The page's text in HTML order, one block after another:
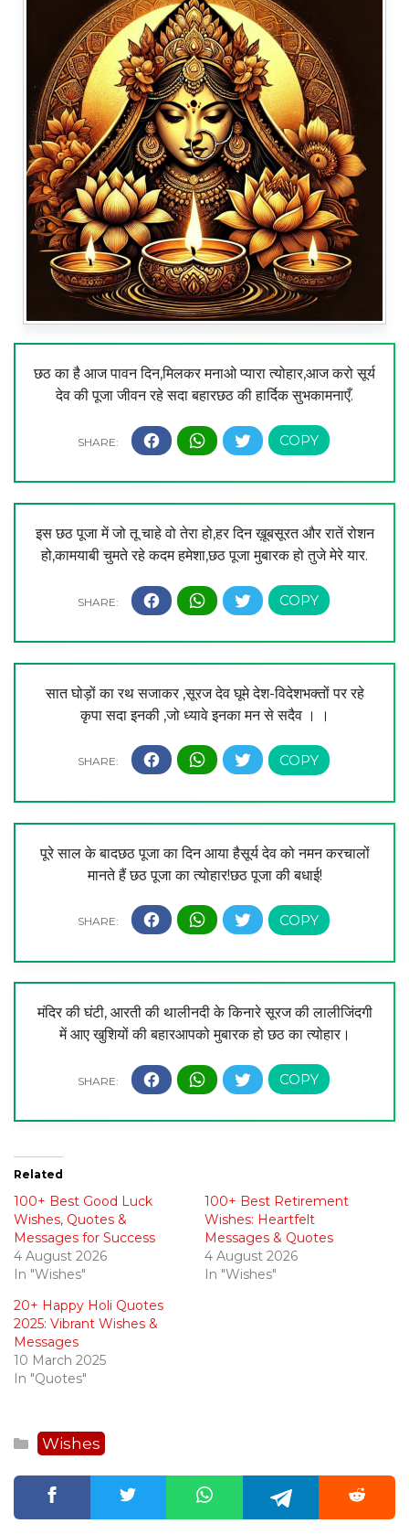
छठ का है आज पावन दिन,मिलकर मनाओ प्यारा त्योहार,आज करो सूर्य
देव की पूजा जीवन रहे सदा बहारछठ की हार्दिक सुभकामनाएँ.
इस छठ पूजा में जो तू चाहे वो तेरा हो,हर दिन ख़ूबसूरत और रातें रोशन
हो,कामयाबी चुमते रहे कदम हमेशा,छठ पूजा मुबारक हो तुजे मेरे यार.
सात घोड़ों का रथ सजाकर ,सूरज देव घूमे देश-विदेशभक्तों पर रहे
कृपा सदा इनकी ,जो ध्यावे इनका मन से सदैव । ।
पूरे साल के बादछठ पूजा का दिन आया हैसूर्य देव को नमन करचालों
मानते हैं छठ पूजा का त्योहार!छठ पूजा की बधाई!
मंदिर की घंटी, आरती की थालीनदी के किनारे सूरज की लालीजिंदगी
में आए खुशियों की बहारआपको मुबारक हो छठ का त्योहार।
Related
100+ Best Good Luck
Wishes, Quotes &
Messages for Success
4 August 2026
In "Wishes"
100+ Best Retirement
Wishes: Heartfelt
Messages & Quotes
4 August 2026
In "Wishes"
20+ Happy Holi Quotes
2025: Vibrant Wishes &
Messages
10 March 2025
In "Quotes"
Categories
Wishes